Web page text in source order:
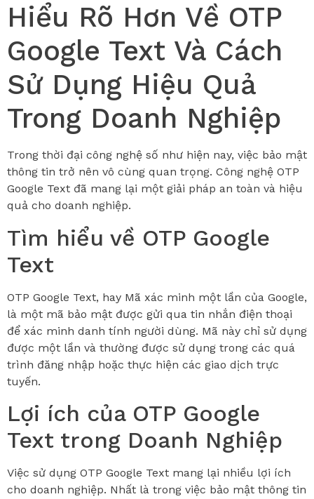
Hiểu Rõ Hơn Về OTP
Google Text Và Cách
Sử Dụng Hiệu Quả
Trong Doanh Nghiệp
Trong thời đại công nghệ số như hiện nay, việc bảo mật
thông tin trở nên vô cùng quan trọng. Công nghệ OTP
Google Text đã mang lại một giải pháp an toàn và hiệu
quả cho doanh nghiệp.
Tìm hiểu về OTP Google
Text
OTP Google Text, hay Mã xác minh một lần của Google,
là một mã bảo mật được gửi qua tin nhắn điện thoại
để xác minh danh tính người dùng. Mã này chỉ sử dụng
được một lần và thường được sử dụng trong các quá
trình đăng nhập hoặc thực hiện các giao dịch trực
tuyến.
Lợi ích của OTP Google
Text trong Doanh Nghiệp
Việc sử dụng OTP Google Text mang lại nhiều lợi ích
cho doanh nghiệp. Nhất là trong việc bảo mật thông tin